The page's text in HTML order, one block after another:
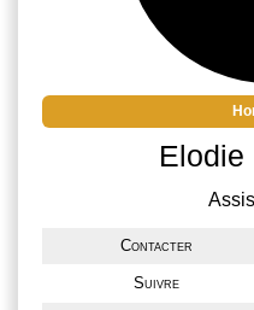
Elodie
Contacter
Suivre